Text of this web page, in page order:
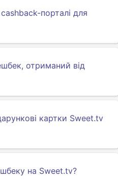
порталі для
отриманий від
картки Sweet.tv
на Sweet.tv?